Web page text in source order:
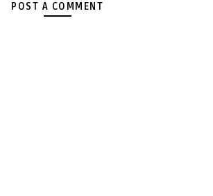
POST A COMMENT